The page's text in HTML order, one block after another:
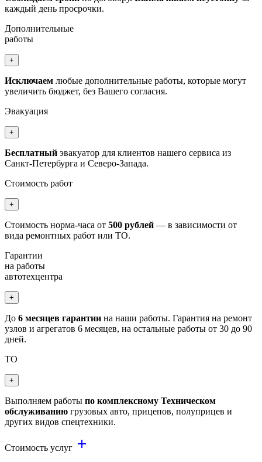
каждый день просрочки.
Дополнительные
работы
+
Исключаем любые дополнительные работы, которые могут
увеличить бюджет, без Вашего согласия.
Эвакуация
+
Бесплатный эвакуатор для клиентов нашего сервиса из
Санкт-Петербурга и Северо-Запада.
Стоимость работ
+
Стоимость норма-часа от 500 рублей — в зависимости от
вида ремонтных работ или ТО.
Гарантии
на работы
автотехцентра
+
До 6 месяцев гарантии на наши работы. Гарантия на ремонт
узлов и агрегатов 6 месяцев, на остальные работы от 30 до 90
дней.
ТО
+
Выполняем работы по комплексному Техническом
обслуживанию грузовых авто, прицепов, полуприцев и
других видов спецтехники.
Стоимость услуг add